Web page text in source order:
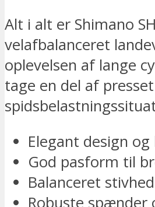
Alt i alt er Shimano
velafbalanceret
oplevelsen af lange
tage en del af
Elegant design
God pasform til
Balanceret
Robuste